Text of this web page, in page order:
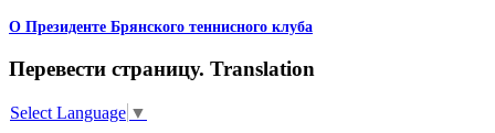
О Президенте Брянского теннисного клуба
Перевести страницу. Translation
Select Language ▼